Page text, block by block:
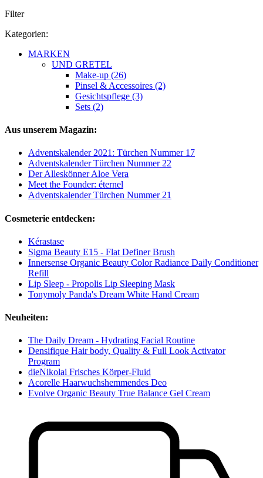
Filter
Kategorien:
MARKEN
UND GRETEL
Make-up (26)
Pinsel & Accessoires (2)
Gesichtspflege (3)
Sets (2)
Aus unserem Magazin:
Adventskalender 2021: Türchen Nummer 17
Adventskalender Türchen Nummer 22
Der Alleskönner Aloe Vera
Meet the Founder: éternel
Adventskalender Türchen Nummer 21
Cosmeterie entdecken:
Kérastase
Sigma Beauty E15 - Flat Definer Brush
Innersense Organic Beauty Color Radiance Daily Conditioner
Refill
Lip Sleep - Propolis Lip Sleeping Mask
Tonymoly Panda's Dream White Hand Cream
Neuheiten:
The Daily Dream - Hydrating Facial Routine
Densifique Hair body, Quality & Full Look Activator
Program
dieNikolai Frisches Körper-Fluid
Acorelle Haarwuchshemmendes Deo
Evolve Organic Beauty True Balance Gel Cream